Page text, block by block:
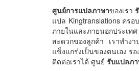
ศูนย์การแปลภาษาของเรา
แปล Kingtranslations คร
ภายในและภายนอกประเ
สะดวกของลูกค้า เราทำง
แข็งแกร่งเป็นของตนเอง ร
ติดต่อเราได้ ศูนย์ รับแปลภ